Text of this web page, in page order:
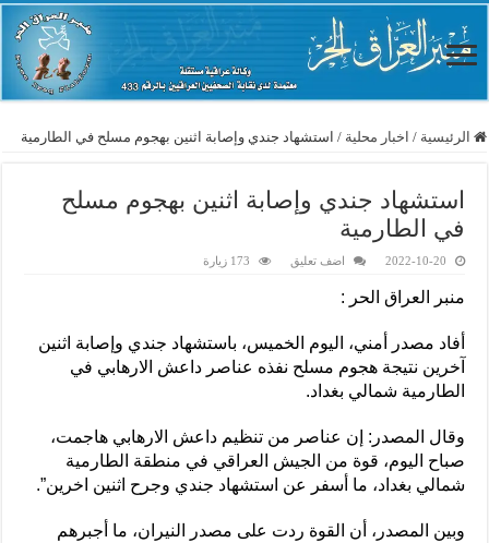
الرئيسية / اخبار محلية / استشهاد جندي وإصابة اثنين بهجوم مسلح في الطارمية
استشهاد جندي وإصابة اثنين بهجوم مسلح
في الطارمية
2022-10-20 اضف تعليق 173 زيارة
منبر العراق الحر :
أفاد مصدر أمني، اليوم الخميس، باستشهاد جندي وإصابة اثنين
آخرين نتيجة هجوم مسلح نفذه عناصر داعش الارهابي في
الطارمية شمالي بغداد.
وقال المصدر: إن عناصر من تنظيم داعش الارهابي هاجمت،
صباح اليوم، قوة من الجيش العراقي في منطقة الطارمية
شمالي بغداد، ما أسفر عن استشهاد جندي وجرح اثنين اخرين”.
وبين المصدر، أن القوة ردت على مصدر النيران، ما أجبرهم